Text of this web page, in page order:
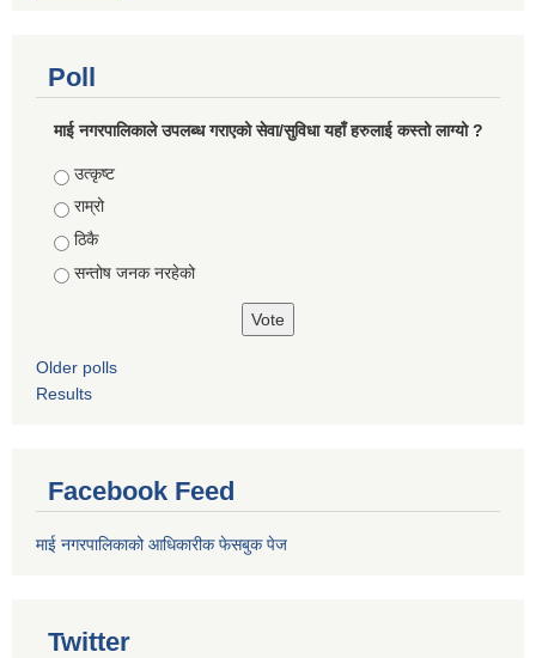
Poll
माई नगरपालिकाले उपलब्ध गराएको सेवा/सुविधा यहाँ हरुलाई कस्तो लाग्यो ?
Choices
उत्कृष्ट
राम्रो
ठिकै
सन्तोष जनक नरहेको
Older polls
Results
Facebook Feed
माई नगरपालिकाको आधिकारीक फेसबुक पेज
Twitter